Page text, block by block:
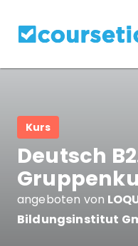
Kurs
Deutsch
angeboten von
Bildungsinstitut